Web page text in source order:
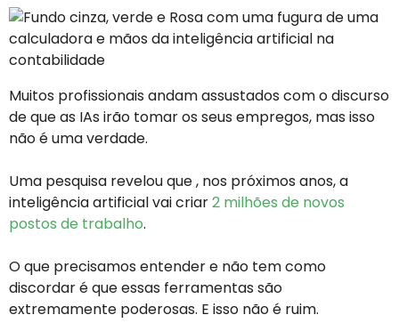
Muitos profissionais andam assustados com o discurso
de que as IAs irão tomar os seus empregos, mas isso
não é uma verdade.
Uma pesquisa revelou que , nos próximos anos, a
inteligência artificial vai criar2 milhões de novos
postos de trabalho.
O que precisamos entender e não tem como
discordar é que essas ferramentas são
extremamente poderosas. E isso não é ruim.